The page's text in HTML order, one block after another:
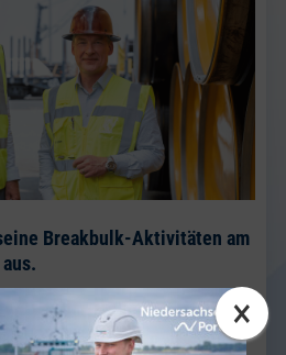
×
Breakbulk-Aktivitäten am
Weser in Brake ist Sven Riekers
aus einem Unternehmen der
Brake und verstärkt künftig das